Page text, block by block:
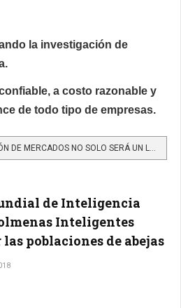
la investigación de
a costo razonable y
de todo tipo de empresas.
LEER MÁS…LA INVESTIGACIÓN DE MERCADOS NO SOLO SERÁ UN LUJO AL ALCANCE DE UNAS POCAS COMPAÑÍAS DE GRAN...
de Inteligencia
Inteligentes
poblaciones de abejas